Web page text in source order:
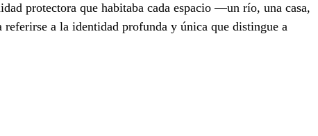
protectora que habitaba cada espacio —un río, una casa,
a la identidad profunda y única que distingue a